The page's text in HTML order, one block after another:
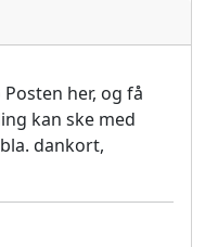
her, og få
kan ske med
dankort,